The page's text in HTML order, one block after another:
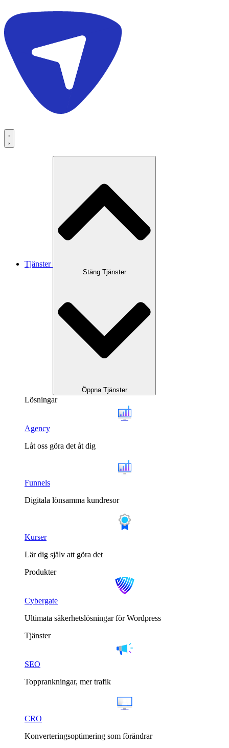
Tjänster
Stäng Tjänster
Öppna Tjänster
Lösningar
Agency
Låt oss göra det åt dig
Funnels
Digitala lönsamma kundresor
Kurser
Lär dig själv att göra det
Produkter
Cybergate
Ultimata säkerhetslösningar för Wordpress
Tjänster
SEO
Topprankningar, mer trafik
CRO
Konverteringsoptimering som förändrar